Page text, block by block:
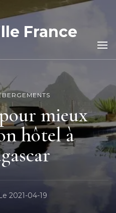
France
mieux
hôtel à
2021-04-19